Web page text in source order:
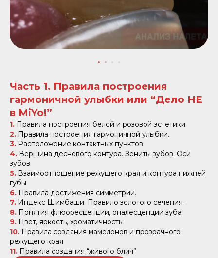
Часть 1. Правила построения
гармоничной улыбки или “Дело НЕ
в MiYo!”
1. Правила построения белой и розовой эстетики.
2. Правила построения гармоничной улыбки.
3. Расположение контактных пунктов.
4. Вершина десневого контура. Зениты зубов. Оси
зубов.
5. Взаимоотношение режущего края и контура нижней
губы.
6. Правила достижения симметрии.
7. Индекс Шимбаши. Правило золотого сечения.
8. Понятия флюоресценции, опалесценции зуба.
9. Цвет, яркость, хроматичность.
10. Правила создания мамелонов и прозрачного
режущего края
11. Правила создания “живого блич”